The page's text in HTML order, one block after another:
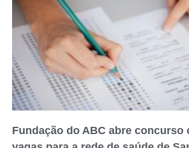
Fundação do ABC abre concurso